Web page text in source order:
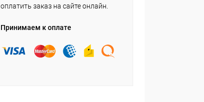
оплатить заказ на сайте онлайн.
Принимаем к оплате